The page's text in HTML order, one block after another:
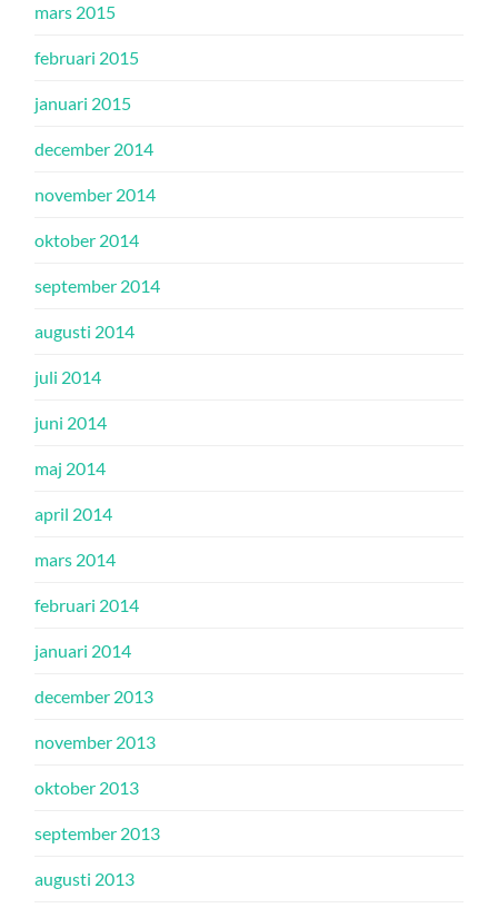
mars 2015
februari 2015
januari 2015
december 2014
november 2014
oktober 2014
september 2014
augusti 2014
juli 2014
juni 2014
maj 2014
april 2014
mars 2014
februari 2014
januari 2014
december 2013
november 2013
oktober 2013
september 2013
augusti 2013